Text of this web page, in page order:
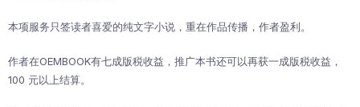
本项服务只签读者喜爱的纯文字小说，重在作品传播，作者盈利。
作者在OEMBOOK有七成版税收益，推广本书还可以再获一成版税收益，
100 元以上结算。